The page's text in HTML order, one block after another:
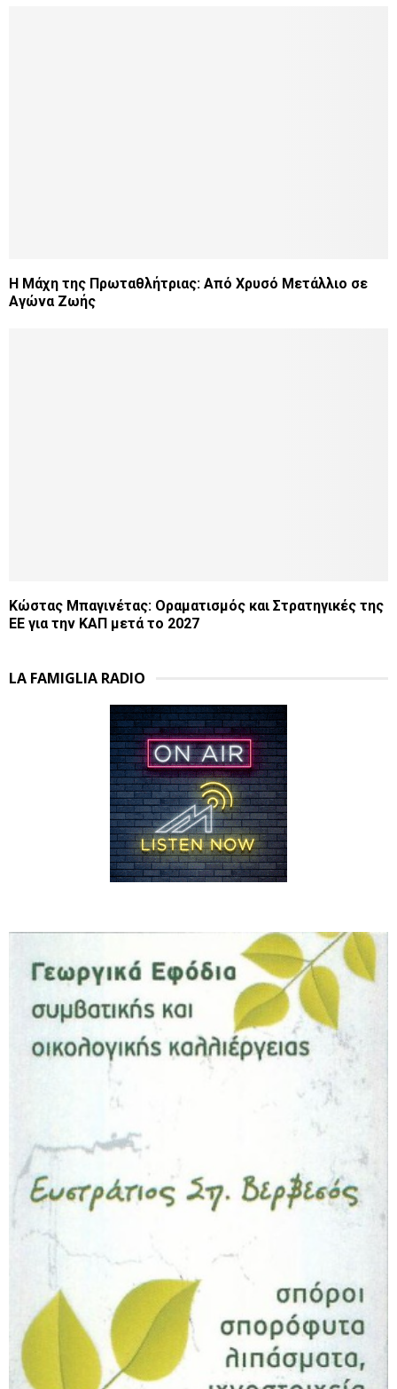
Η Μάχη της Πρωταθλήτριας: Από Χρυσό Μετάλλιο σε
Αγώνα Ζωής
Κώστας Μπαγινέτας: Οραματισμός και Στρατηγικές της
ΕΕ για την ΚΑΠ μετά το 2027
LA FAMIGLIA RADIO